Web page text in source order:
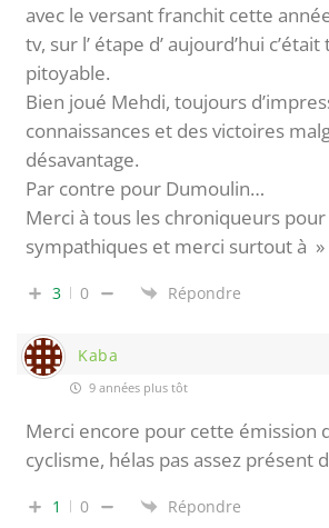
avec le versant franchit cette
tv, sur l’ étape d’ aujourd’hui
pitoyable.
Bien joué Mehdi, toujours
connaissances et des victoires
désavantage.
Par contre pour Dumoulin…
Merci à tous les chroniqueurs
sympathiques et merci surtout à »
3 0 Répondre
Kaba
9 années plus tôt
Merci encore pour cette émission
cyclisme, hélas pas assez présent
1 0 Répondre